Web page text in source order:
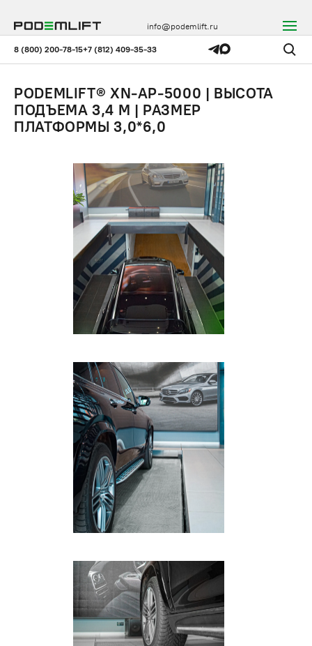
8 (800) 200-78-15+7 (812) 409-35-33
info@podemlift.ru
PODEMLIFT® XN-AP-5000 | ВЫСОТА
ПОДЪЕМА 3,4 М | РАЗМЕР
ПЛАТФОРМЫ 3,0*6,0